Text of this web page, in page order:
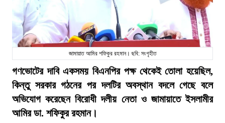
জামায়াত আমির শফিকুর রহমান। ছবি: সংগৃহীত
গণভোটের দাবি একসময় বিএনপির পক্ষ থেকেই তোলা হয়েছিল,
কিন্তু সরকার গঠনের পর দলটির অবস্থান বদলে গেছে বলে
অভিযোগ করেছেন বিরোধী দলীয় নেতা ও জামায়াতে ইসলামীর
আমির ডা. শফিকুর রহমান।